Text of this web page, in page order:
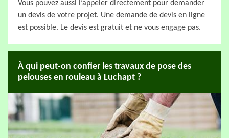
Vous pouvez aussi l’appeler directement pour demander
un devis de votre projet. Une demande de devis en ligne
est possible. Le devis est gratuit et ne vous engage pas.
À qui peut-on confier les travaux de pose des
pelouses en rouleau à Luchapt ?